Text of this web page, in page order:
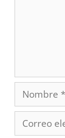
Nombre
Correo
electrónico